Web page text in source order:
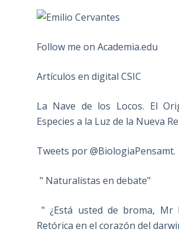
Follow me on Academia.edu
Artículos en digital CSIC
La Nave de los Locos. El
Especies a la Luz de la Nueva
Tweets por @BiologiaPensamt.
" Naturalistas en debate"
" ¿Está usted de broma, Mr
Retórica en el corazón del